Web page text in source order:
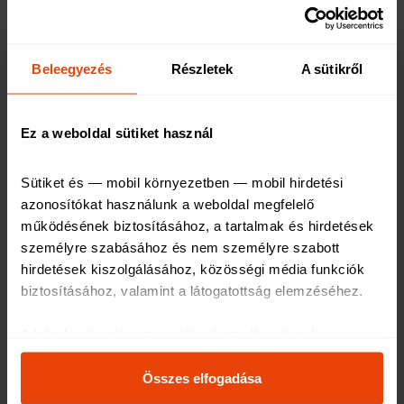
Beleegyezés Részletek A sütikről
Ez a weboldal sütiket használ
Sütiket és — mobil környezetben — mobil hirdetési
azonosítókat használunk a weboldal megfelelő
működésének biztosításához, a tartalmak és hirdetések
személyre szabásához és nem személyre szabott
hirdetések kiszolgálásához, közösségi média funkciók
biztosításához, valamint a látogatottság elemzéséhez.
weboldal működéséhez, ezért ezek nem kapcsolhatók ki
Az oldal használatával kapcsolatos egyes információkat
Összes elfogadása
szerződésben érdemes rögzíteni, hogy amennyiben
visszakövetelheti a vételárat. Ha autóvásárlás során
sürgeti az adásvételt, bátran kérjünk időt a részletes
bosszúságtól kímélhetjük meg magunkat, ha
megfontoltan és megalapozottan döntünk!
Oszd meg másokkal